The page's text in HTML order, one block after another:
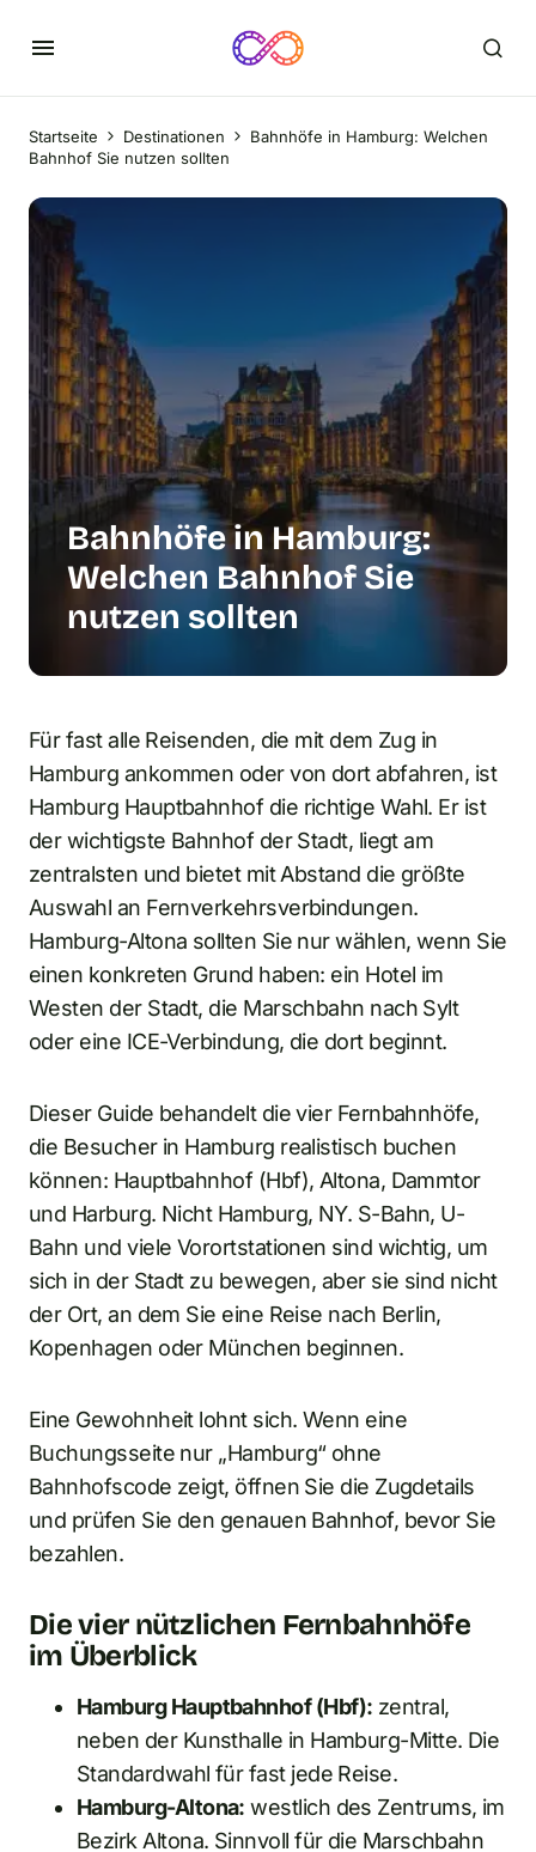
Startseite Destinationen
Bahnhöfe in Hamburg: Welchen
Bahnhof Sie nutzen sollten
Bahnhöfe in Hamburg:
Welchen Bahnhof Sie
nutzen sollten
Für fast alle Reisenden, die mit dem Zug in
Hamburg ankommen oder von dort abfahren, ist
Hamburg Hauptbahnhof die richtige Wahl. Er ist
der wichtigste Bahnhof der Stadt, liegt am
zentralsten und bietet mit Abstand die größte
Auswahl an Fernverkehrsverbindungen.
Hamburg-Altona sollten Sie nur wählen, wenn Sie
einen konkreten Grund haben: ein Hotel im
Westen der Stadt, die Marschbahn nach Sylt
oder eine ICE-Verbindung, die dort beginnt.
Dieser Guide behandelt die vier Fernbahnhöfe,
die Besucher in Hamburg realistisch buchen
können: Hauptbahnhof (Hbf), Altona, Dammtor
und Harburg. Nicht Hamburg, NY. S-Bahn, U-
Bahn und viele Vorortstationen sind wichtig, um
sich in der Stadt zu bewegen, aber sie sind nicht
der Ort, an dem Sie eine Reise nach Berlin,
Kopenhagen oder München beginnen.
Eine Gewohnheit lohnt sich. Wenn eine
Buchungsseite nur „Hamburg“ ohne
Bahnhofscode zeigt, öffnen Sie die Zugdetails
und prüfen Sie den genauen Bahnhof, bevor Sie
bezahlen.
Die vier nützlichen Fernbahnhöfe
im Überblick
Hamburg Hauptbahnhof (Hbf): zentral,
neben der Kunsthalle in Hamburg-Mitte. Die
Standardwahl für fast jede Reise.
Hamburg-Altona: westlich des Zentrums, im
Bezirk Altona. Sinnvoll für die Marschbahn